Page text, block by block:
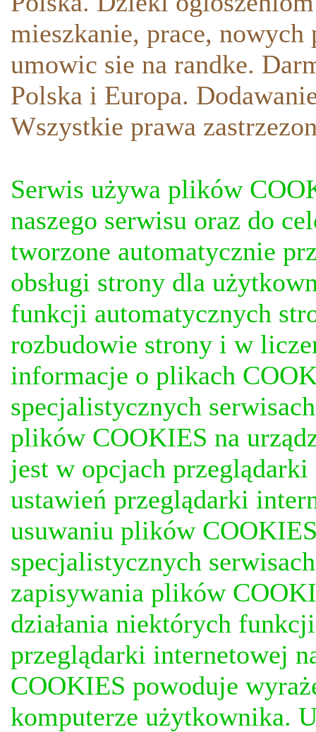
mieszkanie, prace,
umowic sie na randke.
Polska i Europa.
Wszystkie prawa
Serwis używa plików
naszego serwisu oraz do
tworzone automatycznie
obsługi strony dla
funkcji automatycznych
rozbudowie strony i w
informacje o plikach
specjalistycznych
plików COOKIES na
jest w opcjach
ustawień przeglądarki
usuwaniu plików
specjalistycznych
zapisywania plików
działania niektórych
przeglądarki internetowej
COOKIES powoduje
komputerze użytkownika.